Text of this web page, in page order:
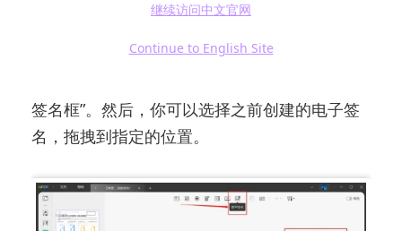
继续访问中文官网
Continue to English Site
在PDF文件中找到需要添加签名的位置，通常会
签名框”。然后，你可以选择之前创建的电子签
名，拖拽到指定的位置。